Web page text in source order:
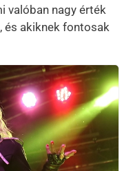
valóban nagy érték
és akiknek fontosak